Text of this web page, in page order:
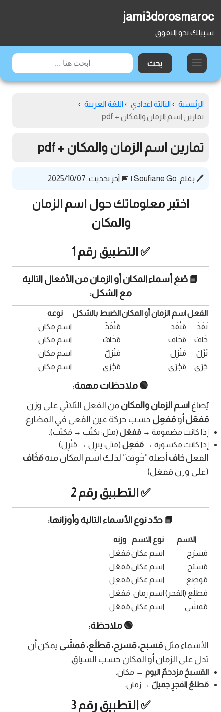
jami3dorosmaroc
سبيلك نحو التفوق
الرئيسية › الثالثة اعدادي › اللغة العربية ›
تمارين اسم الزمان والمكان + pdf
تمارين اسم الزمان والمكان + pdf
🖊️ بقلم: Soufiane Go
| 📅 آخر تحديث: 2025/10/07
اختبر معلوماتك حول اسم الزمان
والمكان
✅ التطبيق رقم 1
📘 صُغ أسماء المكان أو الزمان من الأفعال التالية
مع الشكل:
الفعلاسم الزمان أو المكانالضبط بالشكل
نوعه
نَفَذَ
مَنْفَذ مَنْفَذٌ
اسم مكان
خَافَ
مَخَاف مَخَافٌ
اسم مكان
نَزَلَ
مَنْزِل مَنْزِلٌ
اسم مكان
جَرَى
مَجْرَى مَجْرَى اسم مكان
🟢 ملاحظات مهمة:
يُصاغ اسم الزمان والمكان من الفعل الثلاثي على وزن
مَفعَل أومَفعِل حسب حركة عين الفعل في المضارع:
إذا كانت مضمومة → مَفعَل (مثل: يكتُب → مَكتَب).
إذا كانت مكسورة → مَفعِل (مثل: ينزِل → مَنْزِل).
الفعل خاف أصله “خَوِفَ” لذلك اسم المكان منهمَخَاف
(على وزن مَفعَل).
✅ التطبيق رقم 2
📘 حدّد نوع الأسماء التالية وأوزانها:
الاسم نوع الاسم
وزنه
مَسرَح
اسم مكانمَفعَل
مَسبَح
اسم مكانمَفعَل
مَوضِع
اسم مكانمَفعِل
مَطلَع (الفجر)اسم زمان مَفعَل
مَمشَى
اسم مكانمَفعَل
🟢 ملاحظة:
الأسماء مثلمَسبح، مَسرح، مَطلَع، مَمشَى يمكن أن
تدل على الزمان أو المكان حسب السياق.
المَسبحُ مزدحمٌ اليوم → مكان.
مَطلعُ الفجرِ جميلٌ → زمان.
✅ التطبيق رقم 3